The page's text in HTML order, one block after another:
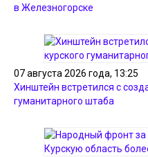
в Железногорске
07 августа 2026 года, 13:25
Хинштейн встретился с
гуманитарного штаба